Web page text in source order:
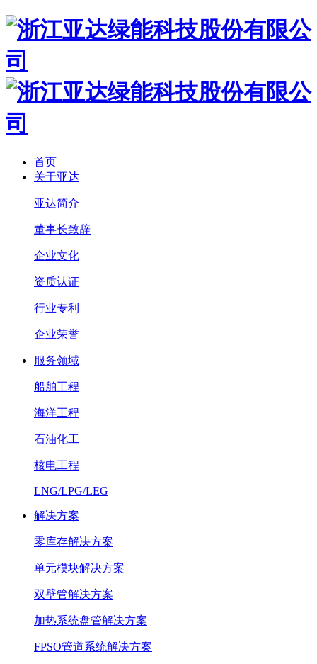
首页
关于亚达
亚达简介
董事长致辞
企业文化
资质认证
行业专利
企业荣誉
服务领域
船舶工程
海洋工程
石油化工
核电工程
LNG/LPG/LEG
解决方案
零库存解决方案
单元模块解决方案
双壁管解决方案
加热系统盘管解决方案
FPSO管道系统解决方案